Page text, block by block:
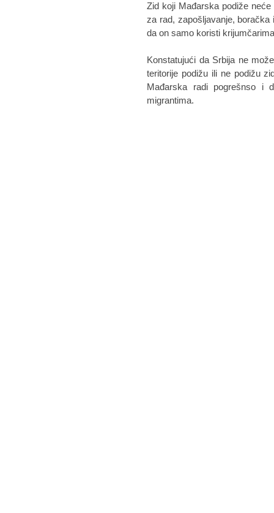
Zid koji Mađarska podiže
za rad, zapošljavanje, boračka
da on samo koristi
Konstatujući da Srbija ne
teritorije podižu ili ne podižu
Mađarska radi pogrešnso i
migrantima.